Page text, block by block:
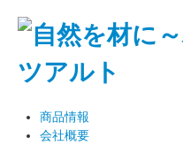
商品情報
会社概要